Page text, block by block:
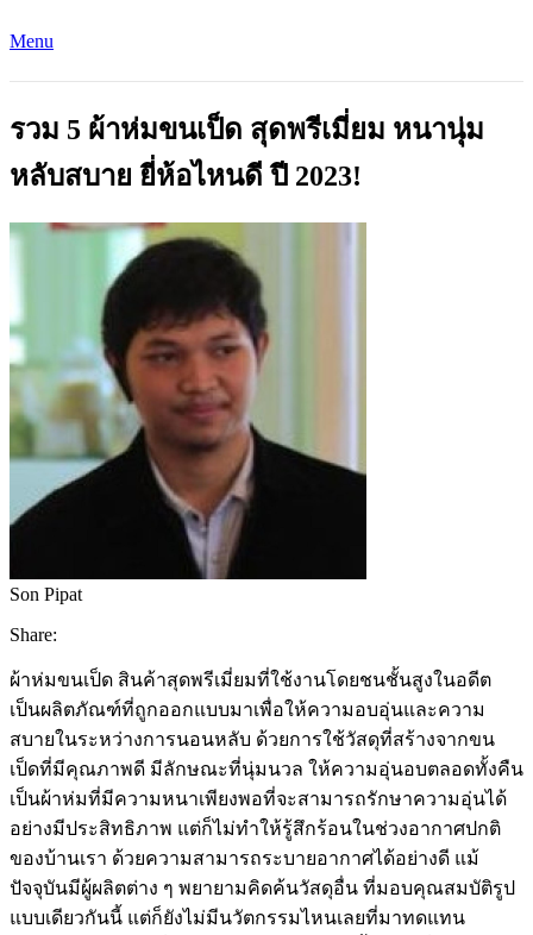
Menu
รวม 5 ผ้าห่มขนเป็ด สุดพรีเมี่ยม หนานุ่ม
หลับสบาย ยี่ห้อไหนดี ปี 2023!
Son Pipat
Share:
ผ้าห่มขนเป็ด สินค้าสุดพรีเมี่ยมที่ใช้งานโดยชนชั้นสูงในอดีต
เป็นผลิตภัณฑ์ที่ถูกออกแบบมาเพื่อให้ความอบอุ่นและความ
สบายในระหว่างการนอนหลับ ด้วยการใช้วัสดุที่สร้างจากขน
เป็ดที่มีคุณภาพดี มีลักษณะที่นุ่มนวล ให้ความอุ่นอบตลอดทั้งคืน
เป็นผ้าห่มที่มีความหนาเพียงพอที่จะสามารถรักษาความอุ่นได้
อย่างมีประสิทธิภาพ แต่ก็ไม่ทำให้รู้สึกร้อนในช่วงอากาศปกติ
ของบ้านเรา ด้วยความสามารถระบายอากาศได้อย่างดี แม้
ปัจจุบันมีผู้ผลิตต่าง ๆ พยายามคิดค้นวัสดุอื่น ที่มอบคุณสมบัติรูป
แบบเดียวกันนี้ แต่ก็ยังไม่มีนวัตกรรมไหนเลยที่มาทดแทน